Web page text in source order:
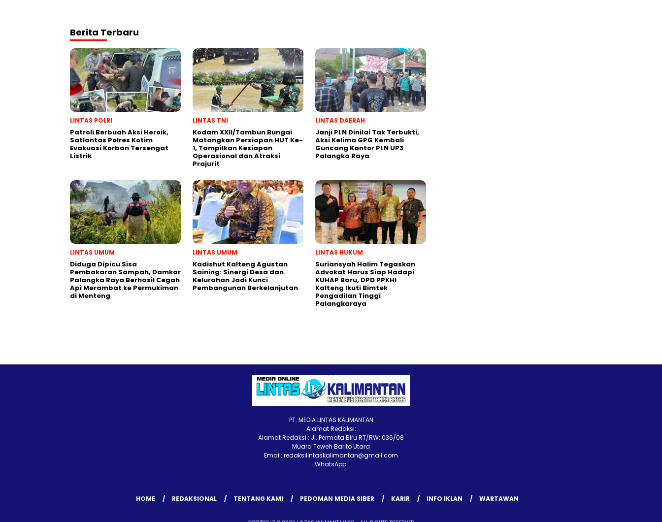
Berita Terbaru
LINTAS POLRI
Patroli Berbuah Aksi Heroik,
Satlantas Polres Kotim
Evakuasi Korban Tersengat
Listrik
LINTAS TNI
Kodam XXII/Tambun Bungai
Matangkan Persiapan HUT Ke-
1, Tampilkan Kesiapan
Operasional dan Atraksi
Prajurit
LINTAS DAERAH
Janji PLN Dinilai Tak Terbukti,
Aksi Kelima GPG Kembali
Guncang Kantor PLN UP3
Palangka Raya
LINTAS UMUM
Diduga Dipicu Sisa
Pembakaran Sampah, Damkar
Palangka Raya Berhasil Cegah
Api Merambat ke Permukiman
di Menteng
LINTAS UMUM
Kadishut Kalteng Agustan
Saining: Sinergi Desa dan
Kelurahan Jadi Kunci
Pembangunan Berkelanjutan
LINTAS HUKUM
Suriansyah Halim Tegaskan
Advokat Harus Siap Hadapi
KUHAP Baru, DPD PPKHI
Kalteng Ikuti Bimtek
Pengadilan Tinggi
Palangkaraya
PT. MEDIA LINTAS KALIMANTAN
Alamat Redaksi:
Alamat Redaksi : Jl. Permata Biru RT/RW: 036/08
Muara Teweh Barito Utara
Email: redaksilintaskalimantan@gmail.com
WhatsApp:
HOME REDAKSIONAL TENTANG KAMI PEDOMAN MEDIA SIBER KARIR INFO IKLAN WARTAWAN